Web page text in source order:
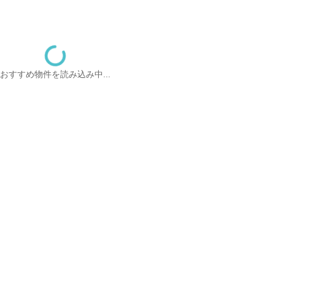
おすすめ物件を読み込み中...